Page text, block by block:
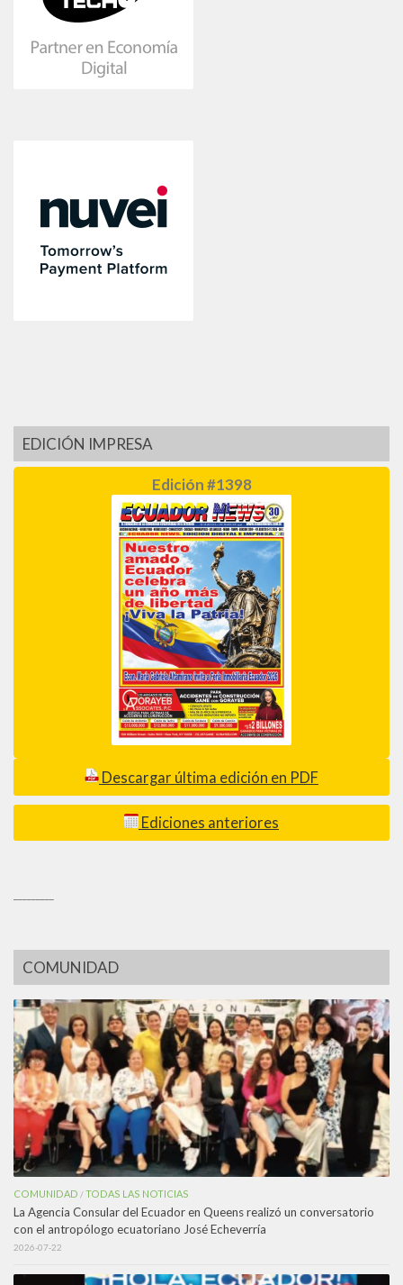
EDICIÓN IMPRESA
Edición #1398
Descargar última edición en PDF
Ediciones anteriores
COMUNIDAD
COMUNIDAD /TODAS LAS NOTICIAS
La Agencia Consular del Ecuador en Queens realizó un conversatorio
con el antropólogo ecuatoriano José Echeverría
2026-07-22